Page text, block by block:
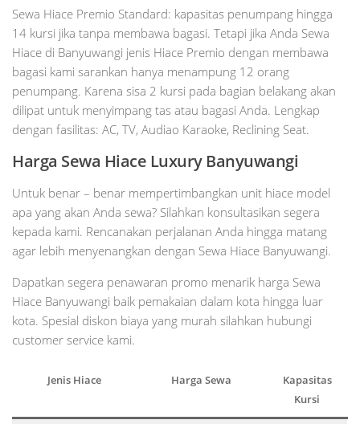
Sewa Hiace Premio Standard: kapasitas penumpang hingga
14 kursi jika tanpa membawa bagasi. Tetapi jika Anda Sewa
Hiace di Banyuwangi jenis Hiace Premio dengan membawa
bagasi kami sarankan hanya menampung 12 orang
penumpang. Karena sisa 2 kursi pada bagian belakang akan
dilipat untuk menyimpang tas atau bagasi Anda. Lengkap
dengan fasilitas: AC, TV, Audiao Karaoke, Reclining Seat.
Harga Sewa Hiace Luxury Banyuwangi
Untuk benar – benar mempertimbangkan unit hiace model
apa yang akan Anda sewa? Silahkan konsultasikan segera
kepada kami. Rencanakan perjalanan Anda hingga matang
agar lebih menyenangkan dengan Sewa Hiace Banyuwangi.
Dapatkan segera penawaran promo menarik harga Sewa
Hiace Banyuwangi baik pemakaian dalam kota hingga luar
kota. Spesial diskon biaya yang murah silahkan hubungi
customer service kami.
Jenis Hiace Harga Sewa
Kapasitas
Kursi